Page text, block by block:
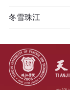
冬雪珠江